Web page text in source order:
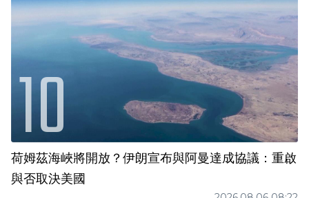
荷姆茲海峽將開放？伊朗宣布與阿曼達成協議：重啟
與否取決美國